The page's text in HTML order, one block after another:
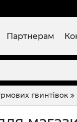
Партнерам
гвинтівок